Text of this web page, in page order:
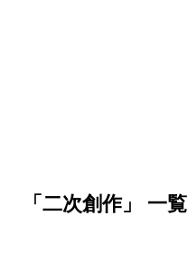
「二次創作」 一覧